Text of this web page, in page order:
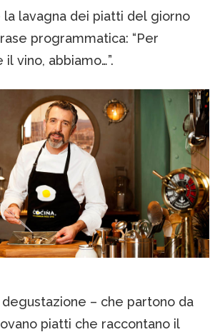
la lavagna dei piatti del giorno
programmatica: “Per
vino, abbiamo…”.
– che partono da
piatti che raccontano il